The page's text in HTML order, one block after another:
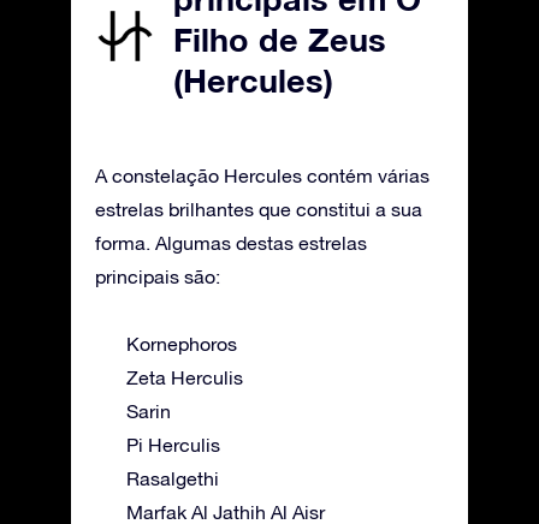
Filho de Zeus
(Hercules)
A constelação Hercules contém várias
estrelas brilhantes que constitui a sua
forma. Algumas destas estrelas
principais são:
Kornephoros
Zeta Herculis
Sarin
Pi Herculis
Rasalgethi
Marfak Al Jathih Al Aisr